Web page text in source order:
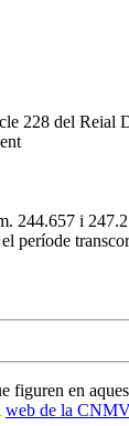
228 del Reial
244.657 i
període
figuren en
web de la CNMV